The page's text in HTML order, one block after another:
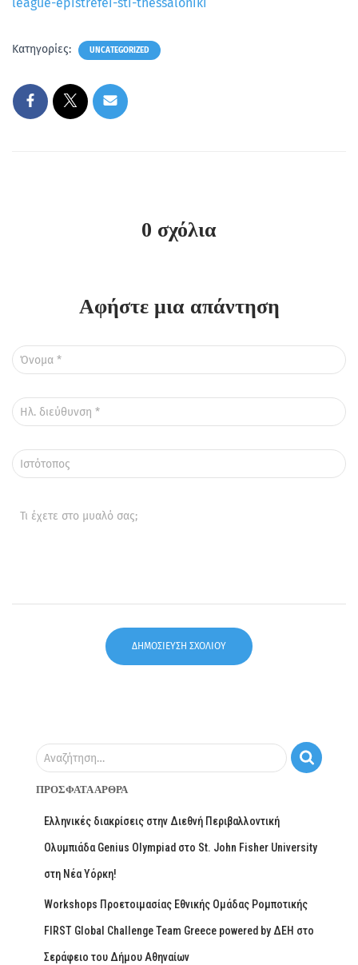
Κατηγορίες: UNCATEGORIZED
0 σχόλια
Αφήστε μια απάντηση
Όνομα *
Ηλ. διεύθυνση *
Ιστότοπος
Τι έχετε στο μυαλό σας;
Αναζήτηση…
ΠΡΌΣΦΑΤΑ ΆΡΘΡΑ
Ελληνικές διακρίσεις στην Διεθνή Περιβαλλοντική
Ολυμπιάδα Genius Olympiad στο St. John Fisher University
στη Νέα Υόρκη!
Workshops Προετοιμασίας Εθνικής Ομάδας Ρομποτικής
FIRST Global Challenge Team Greece powered by ΔΕΗ στο
Σεράφειο του Δήμου Αθηναίων